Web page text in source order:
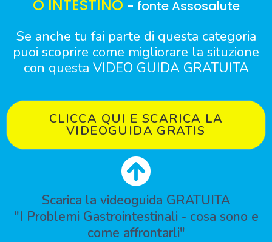
O INTESTINO - fonte Assosalute
Se anche tu fai parte di questa categoria
puoi scoprire come migliorare la situzione
con questa VIDEO GUIDA GRATUITA
CLICCA QUI E SCARICA LA
VIDEOGUIDA GRATIS
Scarica la videoguida GRATUITA
"I Problemi Gastrointestinali - cosa sono e
come affrontarli"